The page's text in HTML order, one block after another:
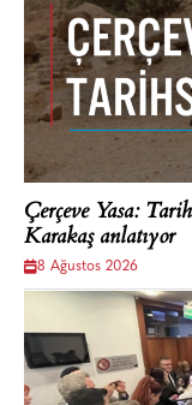
Çerçeve Yasa:
Karakaş anlatıyor
8 Ağustos 2026